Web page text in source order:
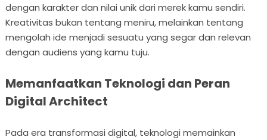
dengan karakter dan nilai unik dari merek kamu sendiri.
Kreativitas bukan tentang meniru, melainkan tentang
mengolah ide menjadi sesuatu yang segar dan relevan
dengan audiens yang kamu tuju.
Memanfaatkan Teknologi dan Peran
Digital Architect
Pada era transformasi digital, teknologi memainkan